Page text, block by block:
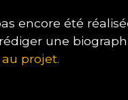
encore été
une
projet.